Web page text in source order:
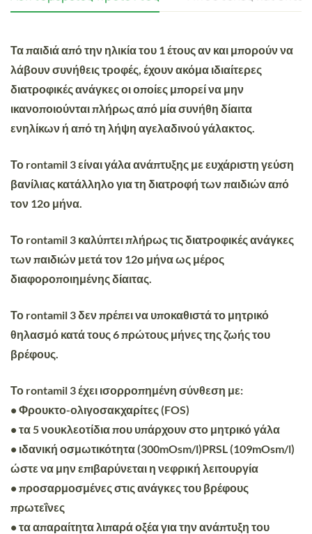
Τα παιδιά από την ηλικία του 1 έτους αν και μπορούν να
λάβουν συνήθεις τροφές, έχουν ακόμα ιδιαίτερες
διατροφικές ανάγκες οι οποίες μπορεί να μην
ικανοποιούνται πλήρως από μία συνήθη δίαιτα
ενηλίκων ή από τη λήψη αγελαδινού γάλακτος.
Το rontamil 3 είναι γάλα ανάπτυξης με ευχάριστη γεύση
βανίλιας κατάλληλο για τη διατροφή των παιδιών από
τον 12ο μήνα.
Το rontamil 3 καλύπτει πλήρως τις διατροφικές ανάγκες
των παιδιών μετά τον 12ο μήνα ως μέρος
διαφοροποιημένης δίαιτας.
Το rontamil 3 δεν πρέπει να υποκαθιστά το μητρικό
θηλασμό κατά τους 6 πρώτους μήνες της ζωής του
βρέφους.
Το rontamil 3 έχει ισορροπημένη σύνθεση με:
• Φρουκτο-ολιγοσακχαρίτες (FOS)
• τα 5 νουκλεοτίδια που υπάρχουν στο μητρικό γάλα
• ιδανική οσμωτικότητα (300mOsm/l)PRSL (109mOsm/l)
ώστε να μην επιβαρύνεται η νεφρική λειτουργία
• προσαρμοσμένες στις ανάγκες του βρέφους
πρωτεΐνες
• τα απαραίτητα λιπαρά οξέα για την ανάπτυξη του